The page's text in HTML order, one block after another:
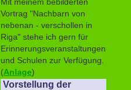
Vortrag "Nachbarn von
nebenan - verschollen in
Riga" stehe ich gern für
Erinnerungsveranstaltungen
und Schulen zur Verfügung.
(Anlage)
Vorstellung der